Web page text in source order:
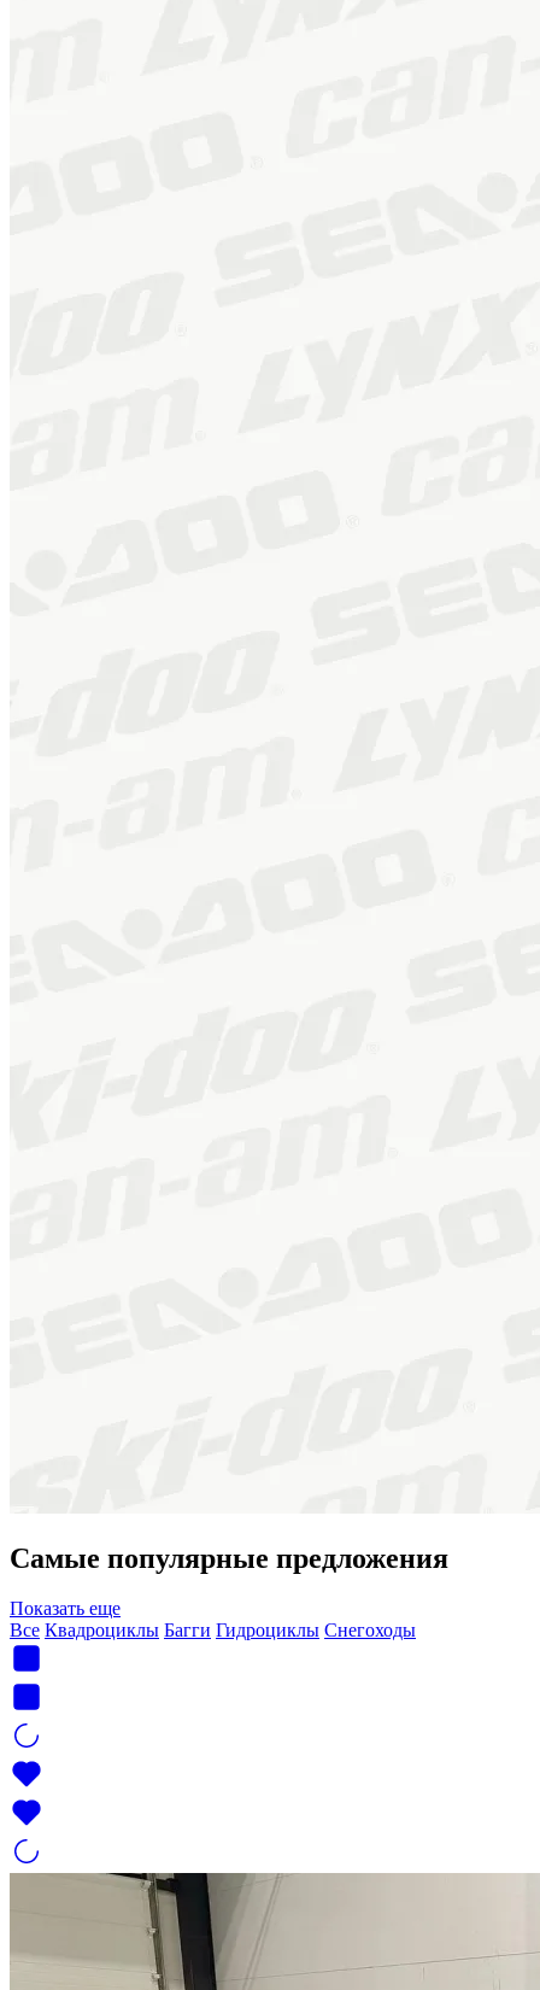
Самые популярные предложения
Показать еще
Все Квадроциклы Багги Гидроциклы Снегоходы